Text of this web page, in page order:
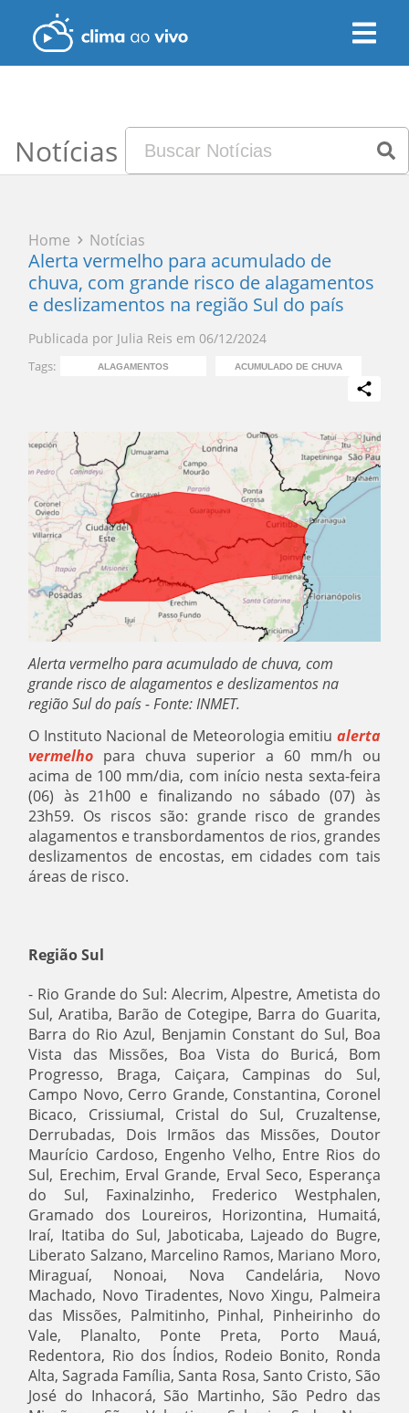
Notícias
Home Notícias
Alerta vermelho para acumulado de
chuva, com grande risco de alagamentos
e deslizamentos na região Sul do país
Publicada por Julia Reis em 06/12/2024
Tags: ALAGAMENTOS ACUMULADO DE CHUVA
Alerta vermelho para acumulado de chuva, com
grande risco de alagamentos e deslizamentos na
região Sul do país - Fonte: INMET.
O Instituto Nacional de Meteorologia emitiu alerta
vermelho para chuva superior a 60 mm/h ou
acima de 100 mm/dia, com início nesta sexta-feira
(06) às 21h00 e finalizando no sábado (07) às
23h59. Os riscos são: grande risco de grandes
alagamentos e transbordamentos de rios, grandes
deslizamentos de encostas, em cidades com tais
áreas de risco.
Região Sul
- Rio Grande do Sul: Alecrim, Alpestre, Ametista do
Sul, Aratiba, Barão de Cotegipe, Barra do Guarita,
Barra do Rio Azul, Benjamin Constant do Sul, Boa
Vista das Missões, Boa Vista do Buricá, Bom
Progresso, Braga, Caiçara, Campinas do Sul,
Campo Novo, Cerro Grande, Constantina, Coronel
Bicaco, Crissiumal, Cristal do Sul, Cruzaltense,
Derrubadas, Dois Irmãos das Missões, Doutor
Maurício Cardoso, Engenho Velho, Entre Rios do
Sul, Erechim, Erval Grande, Erval Seco, Esperança
do Sul, Faxinalzinho, Frederico Westphalen,
Gramado dos Loureiros, Horizontina, Humaitá,
Iraí, Itatiba do Sul, Jaboticaba, Lajeado do Bugre,
Liberato Salzano, Marcelino Ramos, Mariano Moro,
Miraguaí, Nonoai, Nova Candelária, Novo
Machado, Novo Tiradentes, Novo Xingu, Palmeira
das Missões, Palmitinho, Pinhal, Pinheirinho do
Vale, Planalto, Ponte Preta, Porto Mauá,
Redentora, Rio dos Índios, Rodeio Bonito, Ronda
Alta, Sagrada Família, Santa Rosa, Santo Cristo, São
José do Inhacorá, São Martinho, São Pedro das